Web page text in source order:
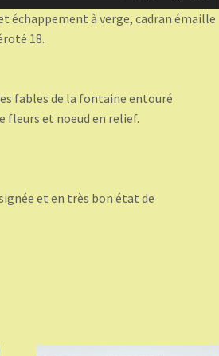
échappement à verge, cadran émaille
18.
fables de la fontaine entouré
fleurs et noeud en relief.
et en très bon état de